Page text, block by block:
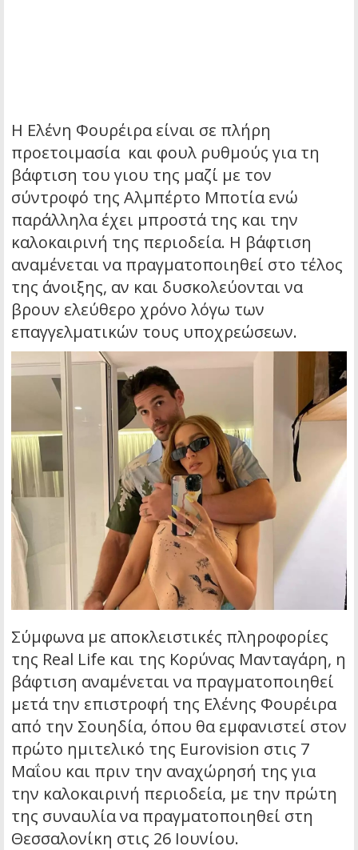
Η Ελένη Φουρέιρα είναι σε πλήρη
προετοιμασία και φουλ ρυθμούς για τη
βάφτιση του γιου της μαζί με τον
σύντροφό της Αλμπέρτο Μποτία ενώ
παράλληλα έχει μπροστά της και την
καλοκαιρινή της περιοδεία. Η βάφτιση
αναμένεται να πραγματοποιηθεί στο τέλος
της άνοιξης, αν και δυσκολεύονται να
βρουν ελεύθερο χρόνο λόγω των
επαγγελματικών τους υποχρεώσεων.
Σύμφωνα με αποκλειστικές πληροφορίες
της Real Life και της Κορύνας Μανταγάρη, η
βάφτιση αναμένεται να πραγματοποιηθεί
μετά την επιστροφή της Ελένης Φουρέιρα
από την Σουηδία, όπου θα εμφανιστεί στον
πρώτο ημιτελικό της Eurovision στις 7
Μαΐου και πριν την αναχώρησή της για
την καλοκαιρινή περιοδεία, με την πρώτη
της συναυλία να πραγματοποιηθεί στη
Θεσσαλονίκη στις 26 Ιουνίου.